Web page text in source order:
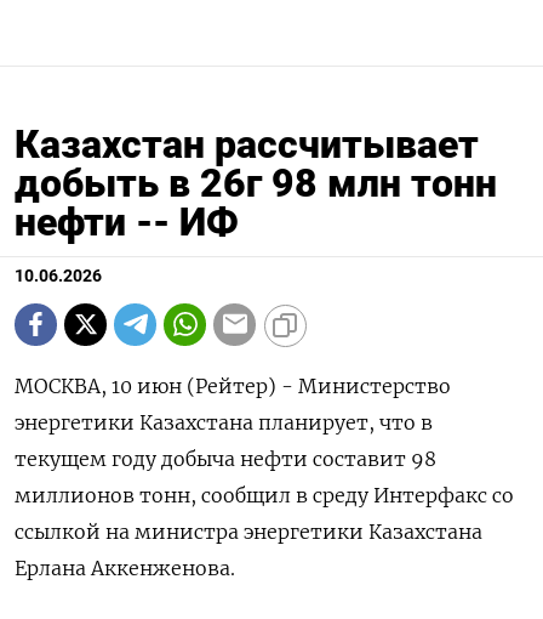
Казахстан рассчитывает
добыть в 26г 98 млн тонн
нефти -- ИФ
10.06.2026
МОСКВА, 10 июн (Рейтер) - Министерство
энергетики Казахстана планирует, что ‌в
текущем году добыча нефти ​составит 98 ​
миллионов тонн, ​сообщил в ⁠среду ‌Интерфакс со
‌ссылкой на министра энергетики Казахстана ​
Ерлана Аккенженова.